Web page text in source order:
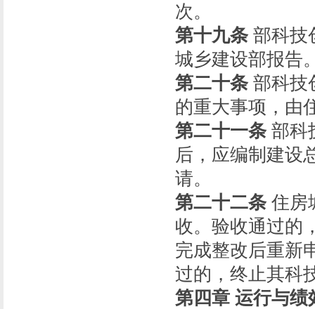
次。
第十九条 部科技
城乡建设部报告
第二十条 部科技
的重大事项，由
第二十一条 部科
后，应编制建设
请。
第二十二条 住房
收。验收通过的
完成整改后重新
过的，终止其科
第四章 运行与绩